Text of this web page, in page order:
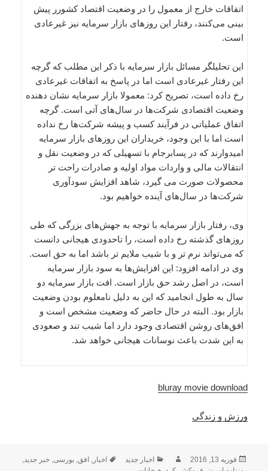
اتفاقات خارج از معمول را در وضعیت اقتصاد کشورر پیش
بینی می‌کنند، رفتار این روزهای بازار سرمایه نیز غیرعادی
است.
این تحلیلگر مسائل بازار سرمایه با ذکر این مطلب که گرچه
این رفتار غیرعادی است اما در پاسخ به اتفاقات غیرعادی
رخ داده است، تصریح کرد: معمولا بازار سرمایه نشان دهنده
وضعیت اقتصادی شرکت‌ها در سال‌های آتی است. گرچه
اتفاق عملیاتی در فرآیند کسب و پیشه شرکت‌ها رخ نداده
است اما با این وجود، خریداران این روزهای بازار سرمایه
امیدوارند که در پسابرجام با تسهیلی که در وضعیت نقل و
انتقالات مالی و واردات مواد اولیه و صادرات راحت تر
محصولات صورت می گیرد، شاهد افزایش سودآوری
شرکت‌ها در سال‌های آینده خواهیم بود.
وی، رفتار بازار سرمایه با توجه به جهش‌های بزرگی که طی
روزهای گذشته رخ داده است، را تاحدودی هیجانی دانست
که می‌تواند نرم تر و با شیب ملایم تر باشد اما به حق است.
وی در ادامه افزود: این افزایش‌ها به سود بازار سرمایه
است، در اصل رشد حق بازار است. افت بازار سرمایه دو
سال به طول انجامید که این به دلیل نامعلوم بودن وضعیت
بازار بود. البته در حال حاضر که وضعیت مشخص است و
افق‌های روشن اقتصادی وجود دارد اما شیب تند و صعودی
به این شدت باعث نوسانات هیجانی خواهد شد.
bluray movie download
ورزش و زندگی
ارسال
فوریه 13, 2016 نویسندهدسته‌ها
اخبار جدید برچسب‌ها
اخبار, افق,بورسی,خبر جدید,